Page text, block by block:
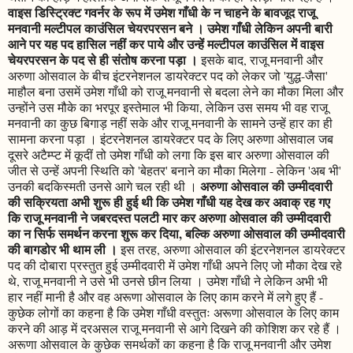
वाइस डिस्ट्रिक्ट गवर्नर के रूप में उमेश गाँधी के न चाहने के बावजूद राजू
मनवानी मल्टीपल काउंसिल चेयरपरसन बने । उमेश गाँधी लेकिन अपनी बारी
आने पर यह पद हासिल नहीं कर पाये और उन्हें मल्टीपल काउंसिल में वाइस
चेयरपरसन के पद से ही संतोष करना पड़ा । इसके बाद, राजू मनवानी और
अरुणा ओसवाल के बीच इंटरनेशनल डायरेक्टर पद को लेकर जो 'युद्ध-जैसा'
माहौल बना उसमें उमेश गाँधी को राजू मनवानी से बदला लेने का मौका मिला और
उन्होंने उस मौके का भरपूर इस्तेमाल भी किया, लेकिन उस समय भी वह राजू
मनवानी का कुछ बिगाड़ नहीं सके और राजू मनवानी के सामने उन्हें हार का ही
सामना करना पड़ा । इंटरनेशनल डायरेक्टर पद के लिए अरुणा ओसवाल जब
दूसरे अटैम्प्ट में कूदीं तो उमेश गाँधी को लगा कि इस बार अरुणा ओसवाल की
जीत से उन्हें अपनी स्थिति को 'बेहतर' बनाने का मौका मिलेगा - लेकिन 'अब भी'
उनकी बदकिस्मती उनसे आगे चल रही थी । अरुणा ओसवाल की उम्मीदवारी
की सक्रियता अभी शुरू ही हुई थी कि उमेश गाँधी यह देख कर अवाक् रह गए
कि राजू मनवानी ने जबरदस्त पलटी मार कर अरुणा ओसवाल की उम्मीदवारी
का न सिर्फ समर्थन करना शुरू कर दिया, बल्कि अरुणा ओसवाल की उम्मीदवारी
की बागडोर भी थाम ली । इस तरह, अरुणा ओसवाल की इंटरनेशनल डायरेक्टर
पद की दोबारा प्रस्तुत हुई उम्मीदवारी में उमेश गाँधी अपने लिए जो मौका देख रहे
थे, राजू मनवानी ने उसे भी उनसे छीन लिया । उमेश गाँधी ने लेकिन अभी भी
हार नहीं मानी है और वह अरूणा ओसवाल के लिए काम करने में लगे हुए हैं -
कुछेक लोगों का कहना है कि उमेश गाँधी वस्तुतः अरूणा ओसवाल के लिए काम
करने की आड़ में दरअसल राजू मनवानी से आगे दिखने की कोशिश कर रहे हैं ।
अरूणा ओसवाल के कुछेक समर्थकों का कहना है कि राजू मनवानी और उमेश